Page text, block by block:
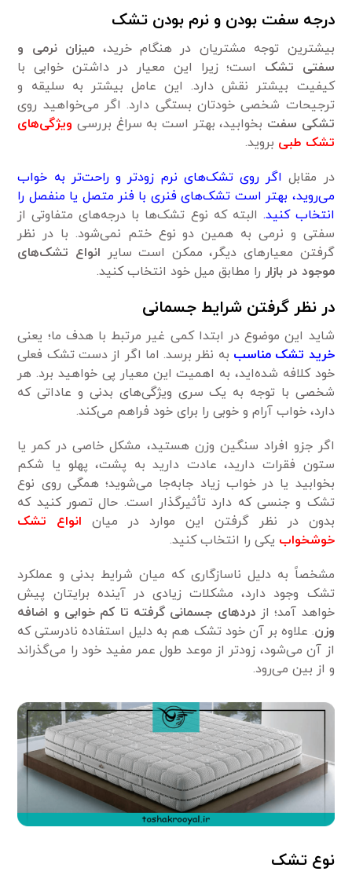
درجه سفت بودن و نرم بودن تشک
بیشترین توجه مشتریان در هنگام خرید، میزان نرمی و
سفتی تشک است؛ زیرا این معیار در داشتن خوابی با
کیفیت بیشتر نقش دارد. این عامل بیشتر به سلیقه و
ترجیحات شخصی خودتان بستگی دارد. اگر می‌خواهید روی
تشکی سفت بخوابید، بهتر است به سراغ بررسی ویژگی‌های
تشک طبی بروید.
در مقابل اگر روی تشک‌های نرم زودتر و راحت‌تر به خواب
می‌روید، بهتر است تشک‌های فنری با فنر متصل یا منفصل را
انتخاب کنید. البته که نوع تشک‌ها با درجه‌های متفاوتی از
سفتی و نرمی به همین دو نوع ختم نمی‌شود. با در نظر
گرفتن معیارهای دیگر، ممکن است سایر انواع تشک‌های
موجود در بازار را مطابق میل خود انتخاب کنید.
در نظر گرفتن شرایط جسمانی
شاید این موضوع در ابتدا کمی غیر مرتبط با هدف ما؛ یعنی
خرید تشک مناسب به نظر برسد. اما اگر از دست تشک فعلی
خود کلافه شده‌اید، به اهمیت این معیار پی خواهید برد. هر
شخصی با توجه به یک سری ویژگی‌های بدنی و عاداتی که
دارد، خواب آرام و خوبی را برای خود فراهم می‌کند.
اگر جزو افراد سنگین وزن هستید، مشکل خاصی در کمر یا
ستون فقرات دارید، عادت دارید به پشت، پهلو یا شکم
بخوابید یا در خواب زیاد جابه‌جا می‌شوید؛ همگی روی نوع
تشک و جنسی که دارد تأثیرگذار است. حال تصور کنید که
بدون در نظر گرفتن این موارد در میان انواع تشک
خوشخواب یکی را انتخاب کنید.
مشخصاً به دلیل ناسازگاری که میان شرایط بدنی و عملکرد
تشک وجود دارد، مشکلات زیادی در آینده برایتان پیش
خواهد آمد؛ از دردهای جسمانی گرفته تا کم خوابی و اضافه
وزن. علاوه بر آن خود تشک هم به دلیل استفاده نادرستی که
از آن می‌شود، زودتر از موعد طول عمر مفید خود را می‌گذراند
و از بین می‌رود.
نوع تشک